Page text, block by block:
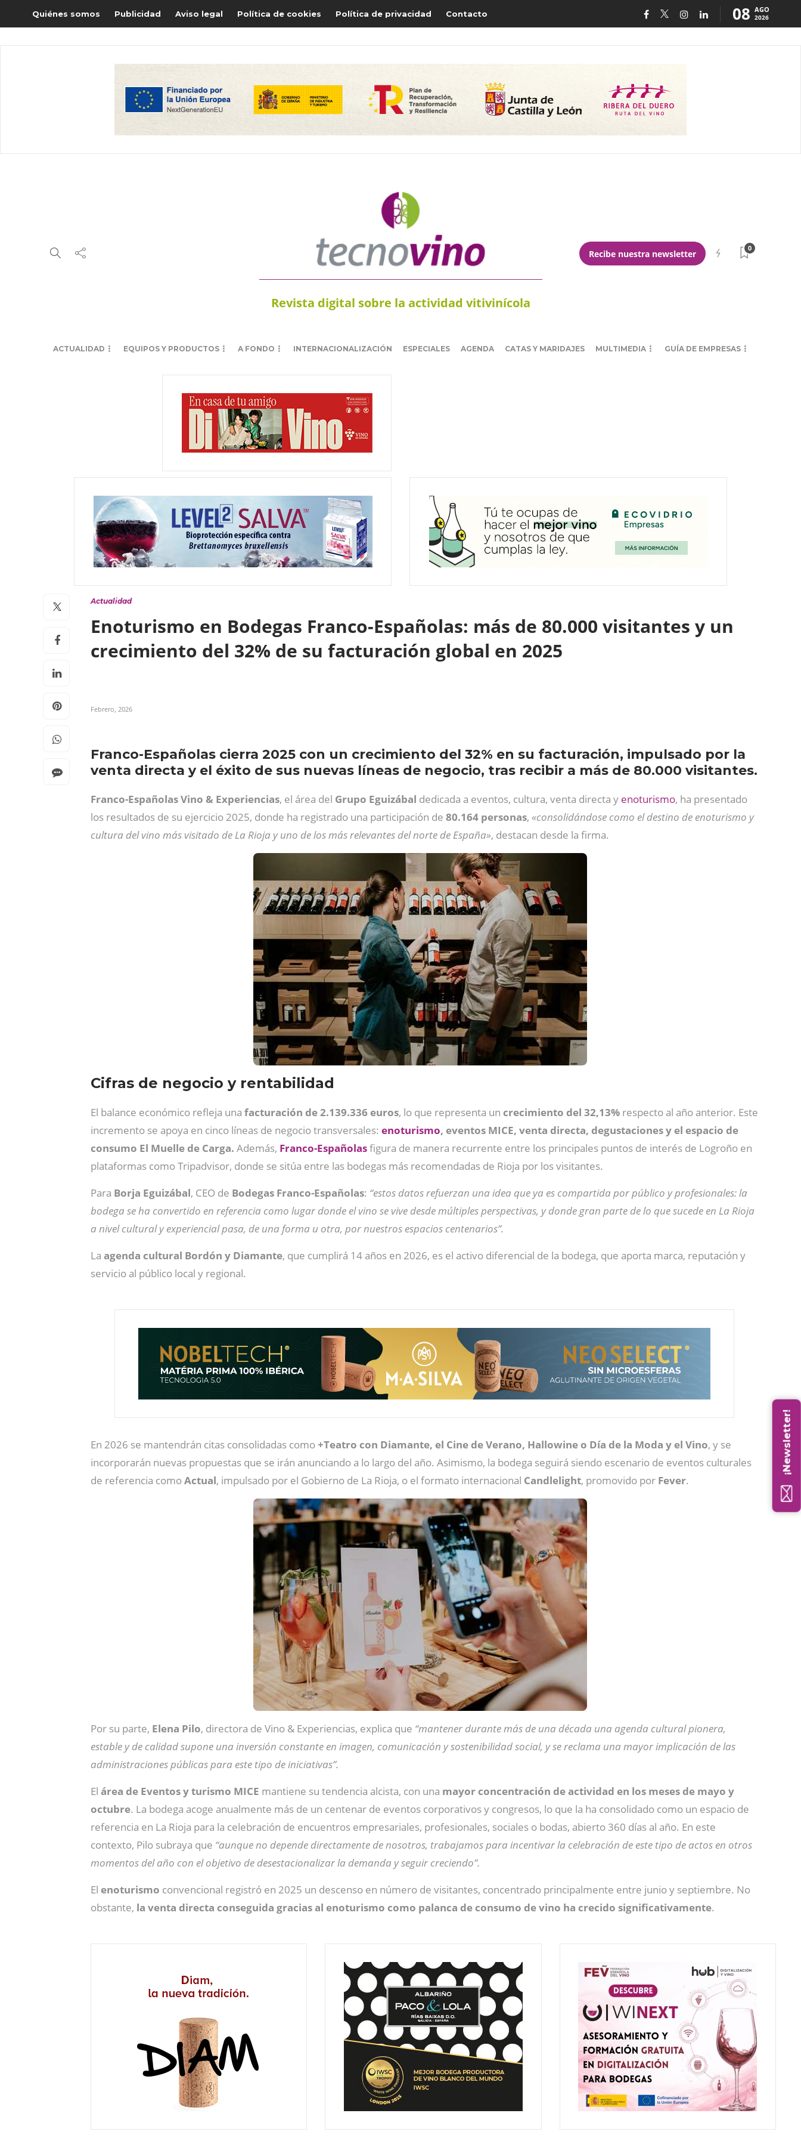
Quiénes somos Publicidad Aviso legal Política de cookies Política de privacidad Contacto 08 AGO
2026
Revista digital sobre la actividad vitivinícola
Recibe nuestra newsletter
0
ACTUALIDAD EQUIPOS Y PRODUCTOS A FONDO INTERNACIONALIZACIÓN ESPECIALES AGENDA CATAS Y MARIDAJES MULTIMEDIA GUÍA DE EMPRESAS
Actualidad
Enoturismo en Bodegas Franco-Españolas: más de 80.000 visitantes y un
crecimiento del 32% de su facturación global en 2025
Febrero, 2026
Franco-Españolas cierra 2025 con un crecimiento del 32% en su facturación, impulsado por la
venta directa y el éxito de sus nuevas líneas de negocio, tras recibir a más de 80.000 visitantes.
Franco-Españolas Vino & Experiencias, el área del Grupo Eguizábal dedicada a eventos, cultura, venta directa y enoturismo, ha presentado
los resultados de su ejercicio 2025, donde ha registrado una participación de 80.164 personas, «consolidándose como el destino de enoturismo y
cultura del vino más visitado de La Rioja y uno de los más relevantes del norte de España», destacan desde la firma.
Cifras de negocio y rentabilidad
El balance económico refleja una facturación de 2.139.336 euros, lo que representa un crecimiento del 32,13% respecto al año anterior. Este
incremento se apoya en cinco líneas de negocio transversales: enoturismo, eventos MICE, venta directa, degustaciones y el espacio de
consumo El Muelle de Carga. Además, Franco-Españolasfigura de manera recurrente entre los principales puntos de interés de Logroño en
plataformas como Tripadvisor, donde se sitúa entre las bodegas más recomendadas de Rioja por los visitantes.
Para Borja Eguizábal, CEO de Bodegas Franco-Españolas: “estos datos refuerzan una idea que ya es compartida por público y profesionales: la
bodega se ha convertido en referencia como lugar donde el vino se vive desde múltiples perspectivas, y donde gran parte de lo que sucede en La Rioja
a nivel cultural y experiencial pasa, de una forma u otra, por nuestros espacios centenarios”.
La agenda cultural Bordón y Diamante, que cumplirá 14 años en 2026, es el activo diferencial de la bodega, que aporta marca, reputación y
servicio al público local y regional.
En 2026 se mantendrán citas consolidadas como+Teatro con Diamante, el Cine de Verano, Hallowine o Día de la Moda y el Vino, y se
incorporarán nuevas propuestas que se irán anunciando a lo largo del año. Asimismo, la bodega seguirá siendo escenario de eventos culturales
de referencia comoActual, impulsado por el Gobierno de La Rioja, o el formato internacional Candlelight, promovido por Fever.
Por su parte, Elena Pilo, directora de Vino & Experiencias, explica que “mantener durante más de una década una agenda cultural pionera,
estable y de calidad supone una inversión constante en imagen, comunicación y sostenibilidad social, y se reclama una mayor implicación de las
administraciones públicas para este tipo de iniciativas”.
El área de Eventos y turismo MICE mantiene su tendencia alcista, con una mayor concentración de actividad en los meses de mayo y
octubre. La bodega acoge anualmente más de un centenar de eventos corporativos y congresos, lo que la ha consolidado como un espacio de
referencia en La Rioja para la celebración de encuentros empresariales, profesionales, sociales o bodas, abierto 360 días al año. En este
contexto, Pilo subraya que “aunque no depende directamente de nosotros, trabajamos para incentivar la celebración de este tipo de actos en otros
momentos del año con el objetivo de desestacionalizar la demanda y seguir creciendo”.
El enoturismo convencional registró en 2025 un descenso en número de visitantes, concentrado principalmente entre junio y septiembre. No
obstante, la venta directa conseguida gracias al enoturismo como palanca de consumo de vino ha crecido significativamente.
¡Newsletter!